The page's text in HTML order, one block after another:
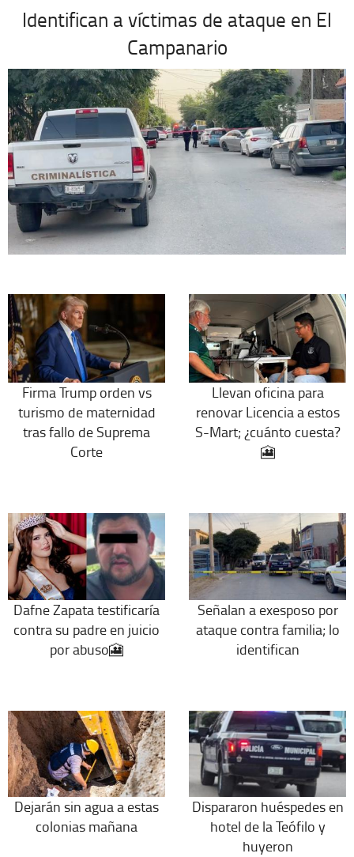
Identifican a víctimas de ataque en El
Campanario
Firma Trump orden vs
turismo de maternidad
tras fallo de Suprema
Corte
Llevan oficina para
renovar Licencia a estos
S-Mart; ¿cuánto cuesta?
🎦
Dafne Zapata testificaría
contra su padre en juicio
por abuso🎦
Señalan a exesposo por
ataque contra familia; lo
identifican
Dejarán sin agua a estas
colonias mañana
Dispararon huéspedes en
hotel de la Teófilo y
huyeron